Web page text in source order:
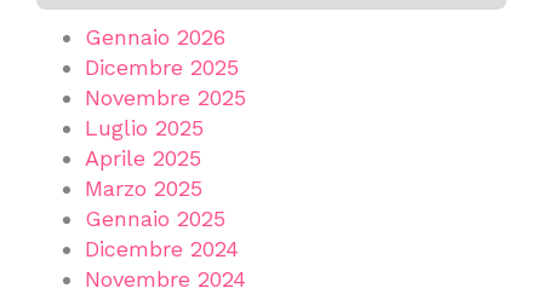
Gennaio 2026
Dicembre 2025
Novembre 2025
Luglio 2025
Aprile 2025
Marzo 2025
Gennaio 2025
Dicembre 2024
Novembre 2024